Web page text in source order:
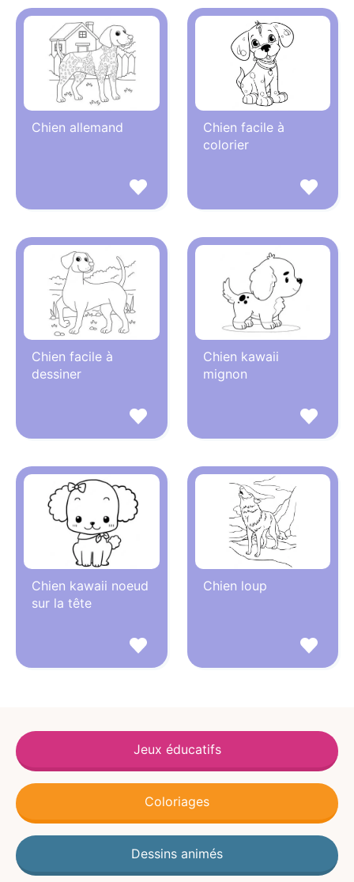
Chien allemand
Chien facile à
colorier
Chien facile à
dessiner
Chien kawaii
mignon
Chien kawaii noeud
sur la tête
Chien loup
Jeux éducatifs
Coloriages
Dessins animés